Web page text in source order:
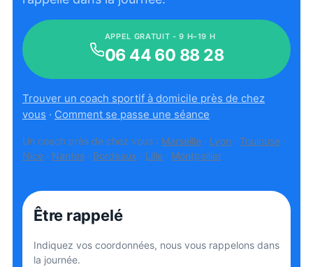
APPEL GRATUIT - 9 H–19 H
06 44 60 88 28
Trouver un coach sportif à domicile près de chez
vous · Comment se passe une séance
Un coach près de chez vous : Marseille · Lyon · Toulouse ·
Nice · Nantes · Bordeaux · Lille · Montpellier
Être rappelé
Indiquez vos coordonnées, nous vous rappelons dans
la journée.